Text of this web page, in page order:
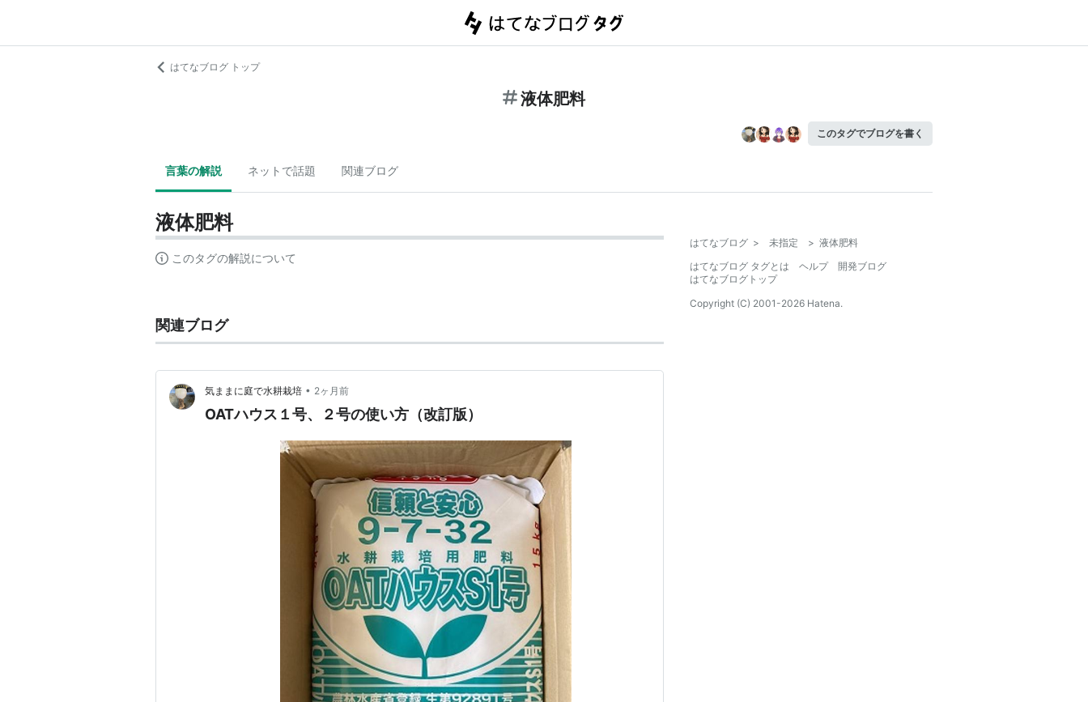
はてなブログ トップ
液体肥料
このタグでブログを書く
言葉の解説 ネットで話題 関連ブログ
液体肥料
このタグの解説について
関連ブログ
気ままに庭で水耕栽培 • 2ヶ月前
OATハウス１号、２号の使い方（改訂版）
はてなブログ > 未指定 > 液体肥料
はてなブログ タグとは
ヘルプ
開発ブログ
はてなブログトップ
Copyright (C) 2001-2026 Hatena.